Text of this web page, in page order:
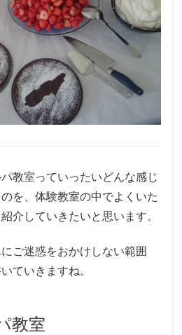
教室っていったいどんな感じ
を、体験教室の中でよくいた
介していきたいと思います。
ご迷惑をおかけしない範囲
ていきますね。
教室